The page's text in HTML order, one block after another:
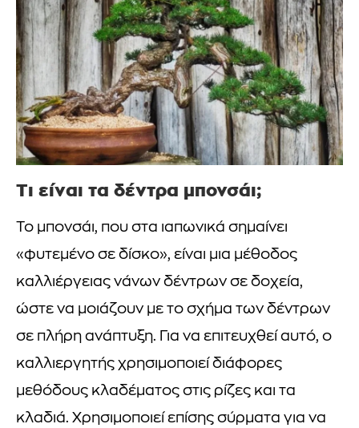
Τι είναι τα δέντρα μπονσάι;
Το μπονσάι, που στα ιαπωνικά σημαίνει
«φυτεμένο σε δίσκο», είναι μια μέθοδος
καλλιέργειας νάνων δέντρων σε δοχεία,
ώστε να μοιάζουν με το σχήμα των δέντρων
σε πλήρη ανάπτυξη. Για να επιτευχθεί αυτό, ο
καλλιεργητής χρησιμοποιεί διάφορες
μεθόδους κλαδέματος στις ρίζες και τα
κλαδιά. Χρησιμοποιεί επίσης σύρματα για να